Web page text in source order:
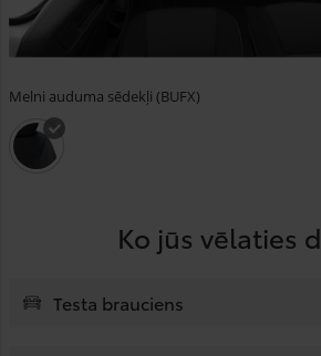
Melni auduma sēdekļi (BUFX)
Ko jūs vēlaties
Testa brauciens